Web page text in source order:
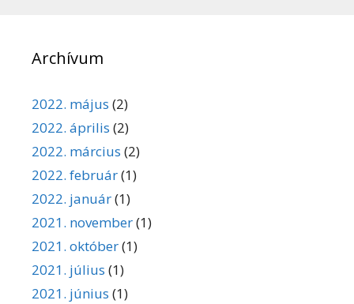
Archívum
2022. május (2)
2022. április (2)
2022. március (2)
2022. február(1)
2022. január(1)
2021. november(1)
2021. október(1)
2021. július (1)
2021. június (1)